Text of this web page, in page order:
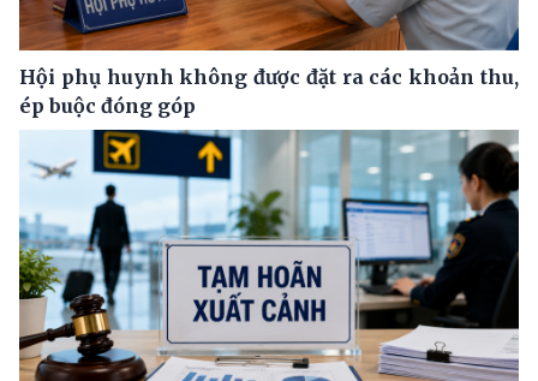
Hội phụ huynh không được đặt ra các khoản thu,
ép buộc đóng góp